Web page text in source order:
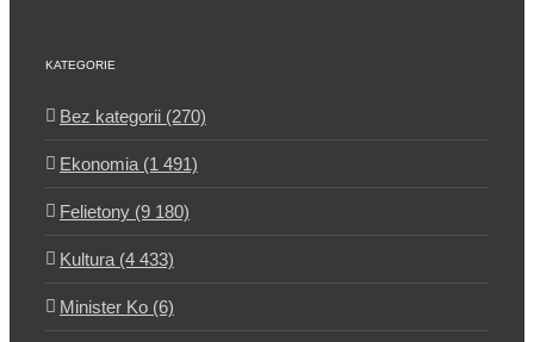
KATEGORIE
Bez kategorii (270)
Ekonomia (1 491)
Felietony (9 180)
Kultura (4 433)
Minister Ko (6)